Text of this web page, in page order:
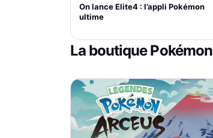
On lance Elite4 : l’appli Pokémon
ultime
La boutique Pokémon